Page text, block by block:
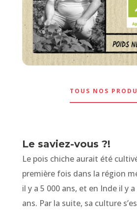
TOUS NOS
Le saviez-vous ?!
Le pois chiche aurait été
première fois dans la région
il y a 5 000 ans, et en Inde il y
ans. Par la suite, sa culture